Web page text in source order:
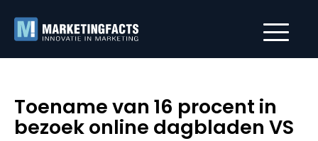
Toename van 16 procent in
bezoek online dagbladen VS